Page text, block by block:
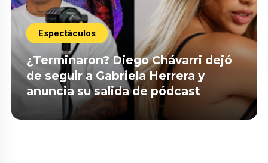
Espectáculos
¿Terminaron? Diego Chávarri dejó
de seguir a Gabriela Herrera y
anuncia su salida de pódcast